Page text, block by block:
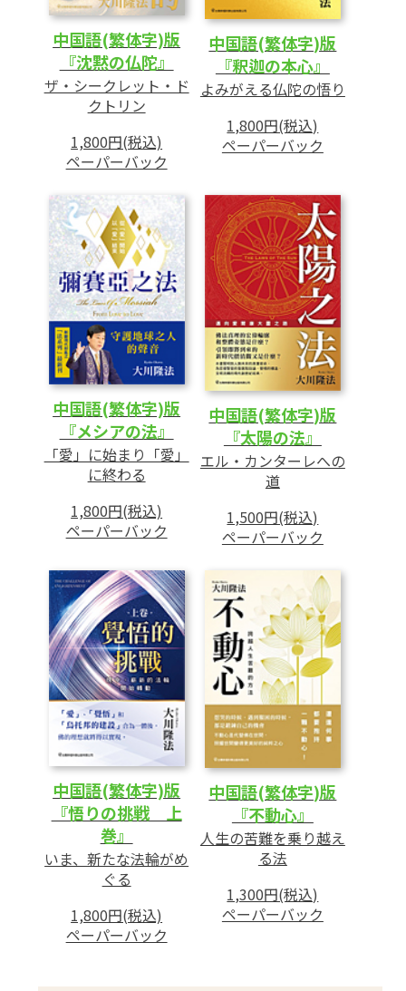
中国語(繁体字)版
『沈黙の仏陀』
ザ・シークレット・ド
クトリン
1,800円(税込)
ペーパーバック
中国語(繁体字)版
『釈迦の本心』
よみがえる仏陀の悟り
1,800円(税込)
ペーパーバック
中国語(繁体字)版
『メシアの法』
「愛」に始まり「愛」
に終わる
1,800円(税込)
ペーパーバック
中国語(繁体字)版
『太陽の法』
エル・カンターレへの
道
1,500円(税込)
ペーパーバック
中国語(繁体字)版
『悟りの挑戦 上
巻』
いま、新たな法輪がめ
ぐる
1,800円(税込)
ペーパーバック
中国語(繁体字)版
『不動心』
人生の苦難を乗り越え
る法
1,300円(税込)
ペーパーバック